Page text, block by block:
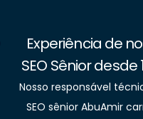
Experiência de
SEO Sênior desde
Nosso responsável
SEO sênior AbuAmir